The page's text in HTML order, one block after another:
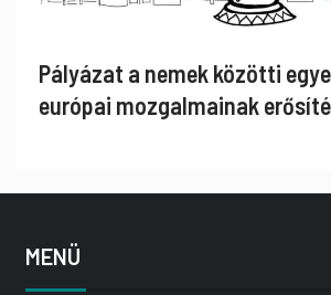
Pályázat a nemek közötti
európai mozgalmainak
MENÜ